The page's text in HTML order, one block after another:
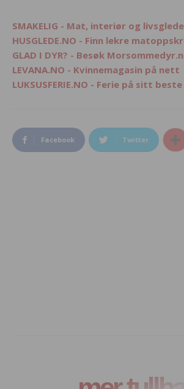
SMAKELIG - Mat, interiør og livsglede
HUSGLEDE.NO - Finn lekre
GLAD I DYR? - Besøk
LEVANA.NO - Kvinnemagasin på nett
LUKSUSFERIE.NO - Ferie på sitt beste
Facebook Twitter